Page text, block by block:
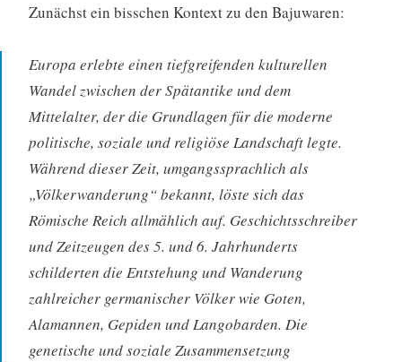
Zunächst ein bisschen Kontext zu den Bajuwaren:
Europa erlebte einen tiefgreifenden kulturellen
Wandel zwischen der Spätantike und dem
Mittelalter, der die Grundlagen für die moderne
politische, soziale und religiöse Landschaft legte.
Während dieser Zeit, umgangssprachlich als
„Völkerwanderung“ bekannt, löste sich das
Römische Reich allmählich auf. Geschichtsschreiber
und Zeitzeugen des 5. und 6. Jahrhunderts
schilderten die Entstehung und Wanderung
zahlreicher germanischer Völker wie Goten,
Alamannen, Gepiden und Langobarden. Die
genetische und soziale Zusammensetzung